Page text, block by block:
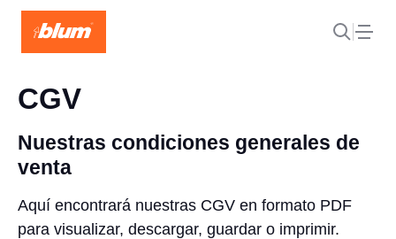
CGV
Nuestras condiciones generales de
venta
Aquí encontrará nuestras CGV en formato PDF
para visualizar, descargar, guardar o imprimir.